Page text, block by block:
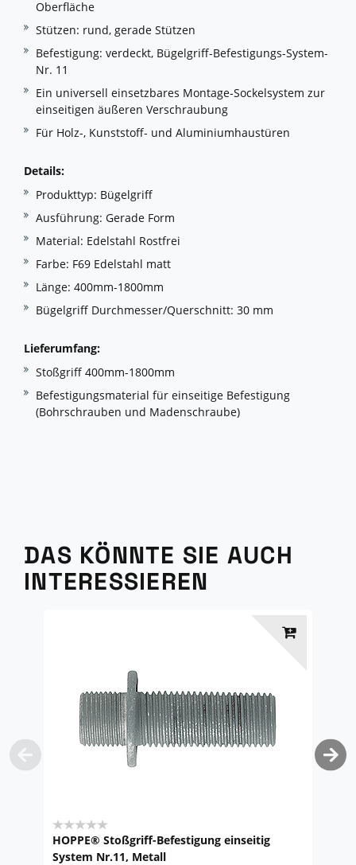
Oberfläche
Stützen: rund, gerade Stützen
Befestigung: verdeckt, Bügelgriff-Befestigungs-System-
Nr. 11
Ein universell einsetzbares Montage-Sockelsystem zur
einseitigen äußeren Verschraubung
Für Holz-, Kunststoff- und Aluminiumhaustüren
Details:
Produkttyp: Bügelgriff
Ausführung: Gerade Form
Material: Edelstahl Rostfrei
Farbe: F69 Edelstahl matt
Länge: 400mm-1800mm
Bügelgriff Durchmesser/Querschnitt: 30 mm
Lieferumfang:
Stoßgriff 400mm-1800mm
Befestigungsmaterial für einseitige Befestigung
(Bohrschrauben und Madenschraube)
DAS KÖNNTE SIE AUCH
INTERESSIEREN
HOPPE® Stoßgriff-Befestigung einseitig
System Nr.11, Metall